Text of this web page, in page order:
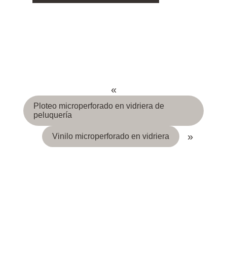
«
Ploteo microperforado en vidriera de
peluquería
Vinilo microperforado en vidriera »